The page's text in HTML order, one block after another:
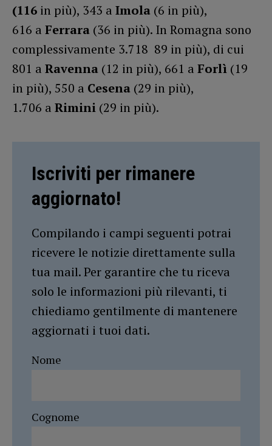
(116 in più), 343 a Imola (6 in più),
616 a Ferrara (36 in più). In Romagna sono
complessivamente 3.718 89 in più), di cui
801 a Ravenna (12 in più), 661 a Forlì (19
in più), 550 a Cesena (29 in più),
1.706 a Rimini (29 in più).
Iscriviti per rimanere
aggiornato!
Compilando i campi seguenti potrai
ricevere le notizie direttamente sulla
tua mail. Per garantire che tu riceva
solo le informazioni più rilevanti, ti
chiediamo gentilmente di mantenere
aggiornati i tuoi dati.
Nome
Cognome